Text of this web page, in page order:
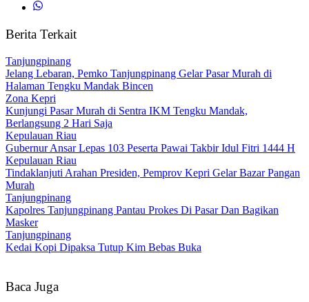
Berita Terkait
Tanjungpinang
Jelang Lebaran, Pemko Tanjungpinang Gelar Pasar Murah di
Halaman Tengku Mandak Bincen
Zona Kepri
Kunjungi Pasar Murah di Sentra IKM Tengku Mandak,
Berlangsung 2 Hari Saja
Kepulauan Riau
Gubernur Ansar Lepas 103 Peserta Pawai Takbir Idul Fitri 1444 H
Kepulauan Riau
Tindaklanjuti Arahan Presiden, Pemprov Kepri Gelar Bazar Pangan
Murah
Tanjungpinang
Kapolres Tanjungpinang Pantau Prokes Di Pasar Dan Bagikan
Masker
Tanjungpinang
Kedai Kopi Dipaksa Tutup Kim Bebas Buka
Baca Juga